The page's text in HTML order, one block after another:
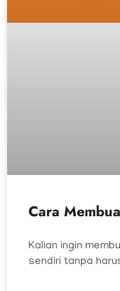
Cara
Kalian ingin
sendiri tanpa